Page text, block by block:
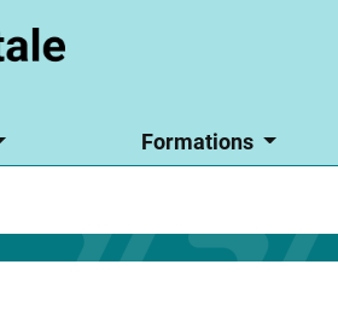
Formations